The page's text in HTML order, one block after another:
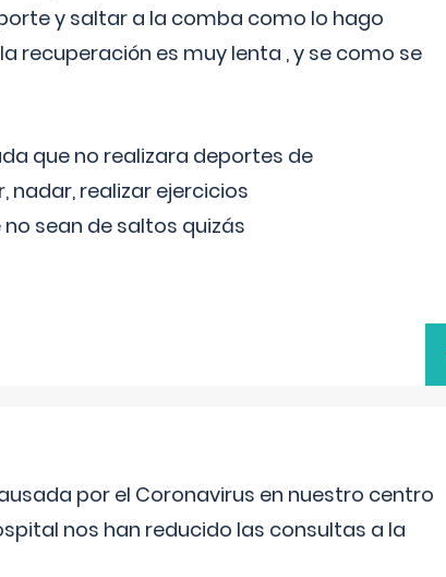
y saltar a la comba como lo hago
recuperación es muy lenta , y se como se
que no realizara deportes de
nadar, realizar ejercicios
sean de saltos quizás
por el Coronavirus en nuestro centro
nos han reducido las consultas a la